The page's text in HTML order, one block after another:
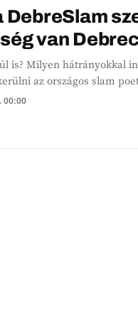
DebreSlam
van
is? Milyen hátrányokkal
az országos slam
slam poetry bajnokságot
00:00